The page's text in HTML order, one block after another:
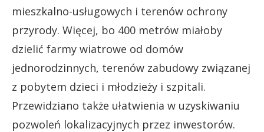
mieszkalno-usługowych i terenów ochrony
przyrody. Więcej, bo 400 metrów miałoby
dzielić farmy wiatrowe od domów
jednorodzinnych, terenów zabudowy związanej
z pobytem dzieci i młodzieży i szpitali.
Przewidziano także ułatwienia w uzyskiwaniu
pozwoleń lokalizacyjnych przez inwestorów.